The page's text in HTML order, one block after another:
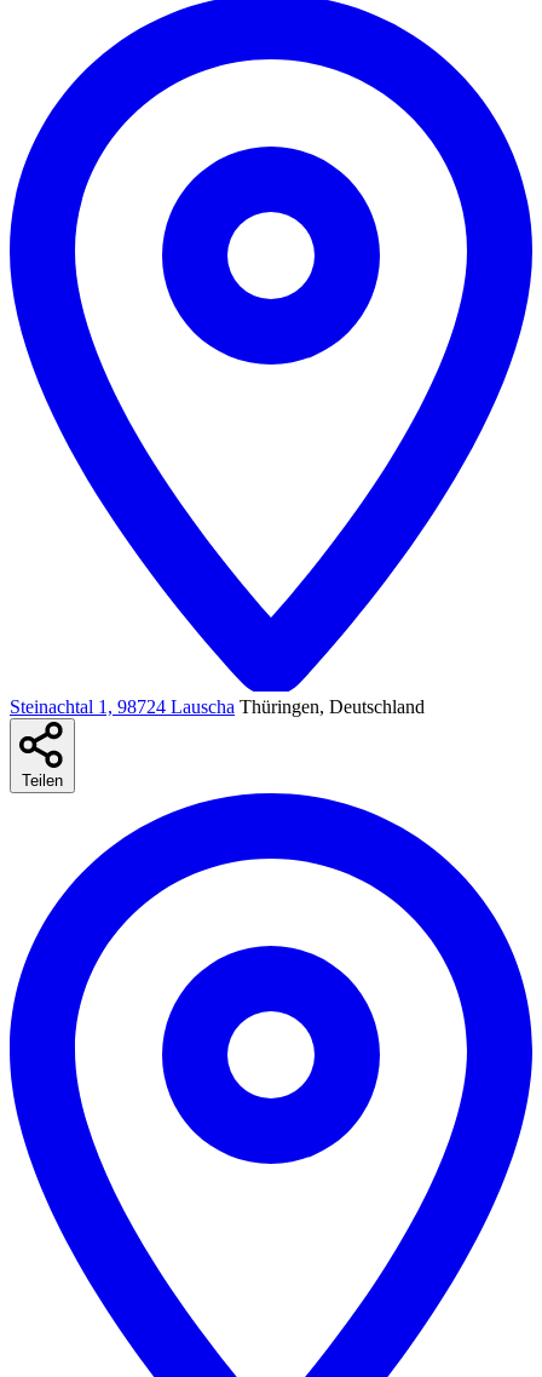
Steinachtal 1, 98724 Lauscha Thüringen, Deutschland
Teilen